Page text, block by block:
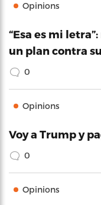
Opinions
“Esa es mi
un plan contra
0
Opinions
Voy a Trump y
0
Opinions